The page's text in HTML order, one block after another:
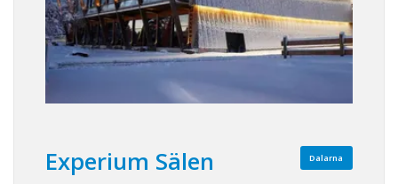
Dalarna
Experium Sälen